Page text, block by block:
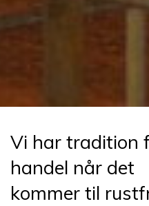
Vi har tradition
handel når det
kommer til